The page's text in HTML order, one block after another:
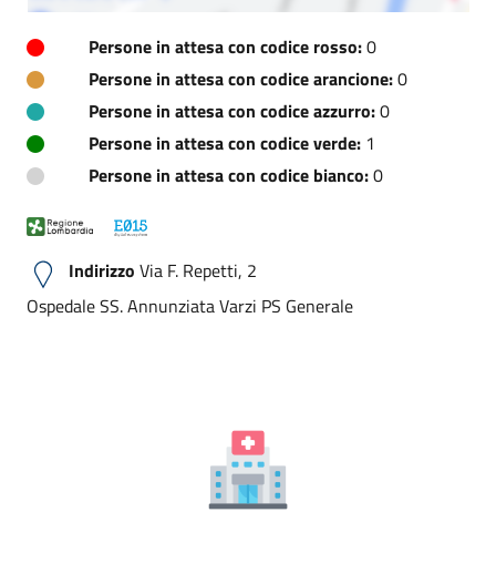
Persone in attesa con codice rosso:0
Persone in attesa con codice arancione:0
Persone in attesa con codice azzurro:0
Persone in attesa con codice verde: 1
Persone in attesa con codice bianco:0
Indirizzo Via F. Repetti, 2
Ospedale SS. Annunziata Varzi PS Generale